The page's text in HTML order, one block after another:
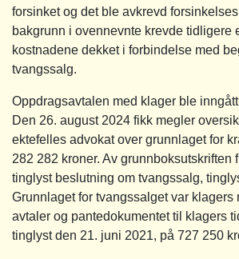
forsinket og det ble avkrevd
bakgrunn i ovennevnte krevde tidligere
kostnadene dekket i forbindelse med
tvangssalg.
Oppdragsavtalen med klager ble
Den 26. august 2024 fikk megler
ektefelles advokat over grunnlaget for
282 282 kroner. Av grunnboksutskriften
tinglyst beslutning om tvangssalg,
Grunnlaget for tvangssalget var klagers
avtaler og pantedokumentet til klagers
tinglyst den 21. juni 2021, på 727 250